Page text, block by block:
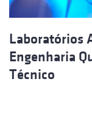
Laboratórios
Engenharia
Técnico